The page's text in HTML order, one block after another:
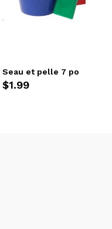
Seau et pelle 7 po
$1.99